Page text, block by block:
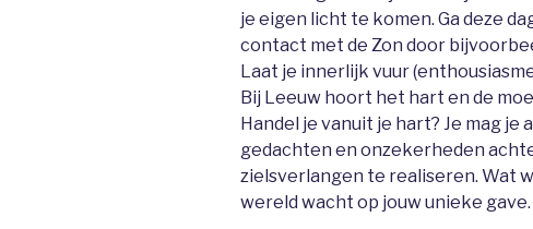
je eigen licht te komen. Ga deze
contact met de Zon door
Laat je innerlijk vuur
Bij Leeuw hoort het hart en de
Handel je vanuit je hart? Je mag
gedachten en onzekerheden
zielsverlangen te realiseren. Wat
wereld wacht op jouw unieke gave.